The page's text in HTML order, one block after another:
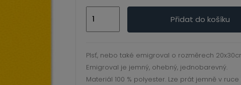
žlutý
sluníčkový-
20x30cm
Přidat do košíku
Plsť, nebo také emigroval o rozměrech
Emigroval je jemný, ohebný, jednobarevný.
Materiál 100 % polyester. Lze prát jemně v ruce